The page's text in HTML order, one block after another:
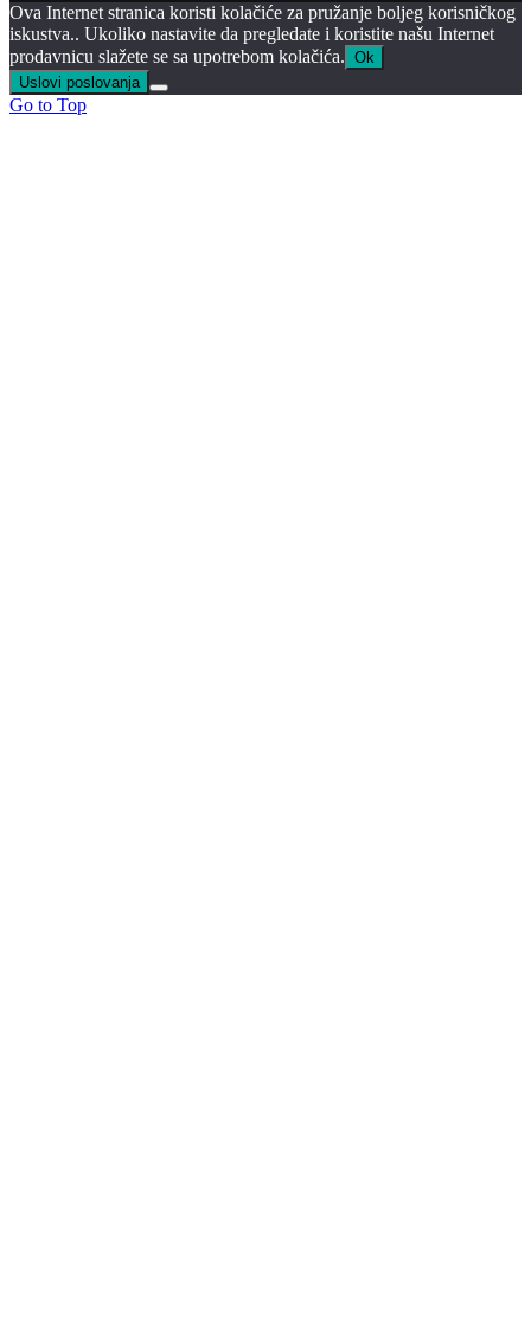
Ova Internet stranica koristi kolačiće za pružanje boljeg korisničkog
iskustva.. Ukoliko nastavite da pregledate i koristite našu Internet
prodavnicu slažete se sa upotrebom kolačića. Ok
Uslovi poslovanja
Go to Top